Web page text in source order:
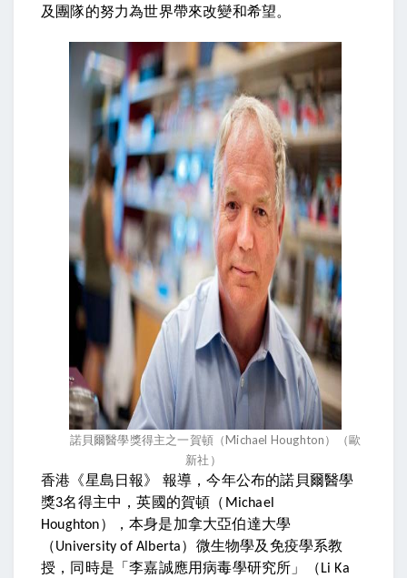
及團隊的努力為世界帶來改變和希望。
諾貝爾醫學獎得主之一賀頓（Michael Houghton）（歐
新社）
香港《星島日報》
報導，今年公布的諾貝爾醫學
獎3名得主中，英國的賀頓（ Michael
Houghton），本身是加拿大亞伯達大學
（University of Alberta）微生物學及免疫學系教
授，同時是「李嘉誠應用病毒學研究所」（ Li Ka